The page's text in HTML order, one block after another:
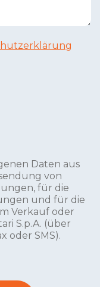
Daten aus
von
für die
und für die
Verkauf oder
S.p.A. (über
oder SMS).